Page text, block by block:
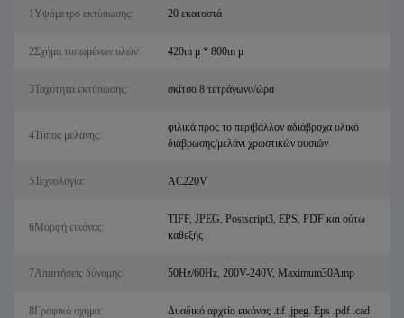
1Υψόμετρο εκτύπωσης: 20 εκατοστά
2Σχήμα τυπωμένων υλών: 420m μ * 800m μ
3Ταχύτητα εκτύπωσης: σκίτσο 8 τετράγωνο/ώρα
4Τύπος μελάνης:
φιλικά προς το περιβάλλον αδιάβροχα υλικό
διάβρωσης/μελάνι χρωστικών ουσιών
5Τεχνολογία: AC220V
6Μορφή εικόνας:
TIFF, JPEG, Postscript3, EPS, PDF και ούτω
καθεξής
7Απαιτήσεις δύναμης: 50Hz/60Hz, 200V-240V, Maximum30Amp
8Γραφικό σχήμα: Δυαδικό αρχείο εικόνας .tif .jpeg. Eps .pdf .cad